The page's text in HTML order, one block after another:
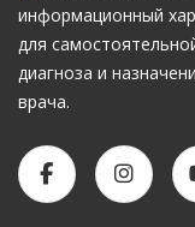
информационный
для
диагноза и
врача.